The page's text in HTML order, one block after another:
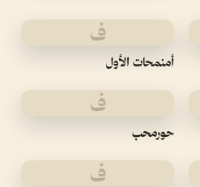
ف
أمنمحات الأول
ف
حورمحب
ف